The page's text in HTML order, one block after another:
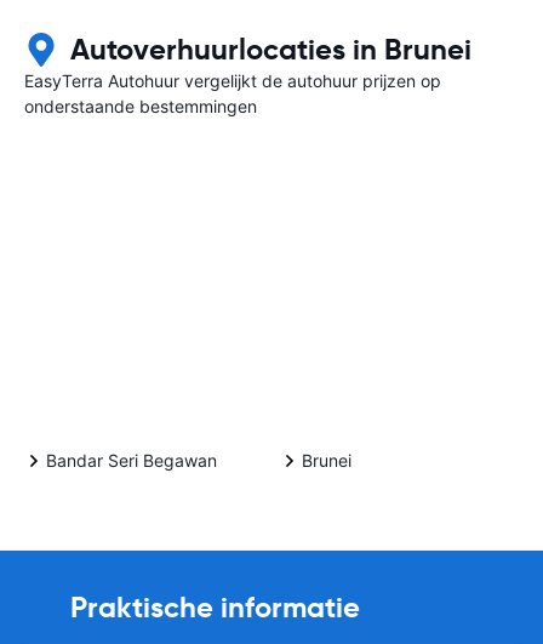
Autoverhuurlocaties in Brunei
EasyTerra Autohuur vergelijkt de autohuur prijzen op
onderstaande bestemmingen
Bandar Seri Begawan Brunei
Praktische informatie